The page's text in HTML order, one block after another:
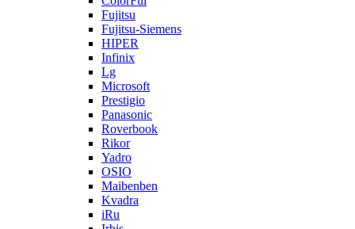
Fujitsu
Fujitsu-Siemens
HIPER
Infinix
Lg
Microsoft
Prestigio
Panasonic
Roverbook
Rikor
Yadro
OSIO
Maibenben
Kvadra
iRu